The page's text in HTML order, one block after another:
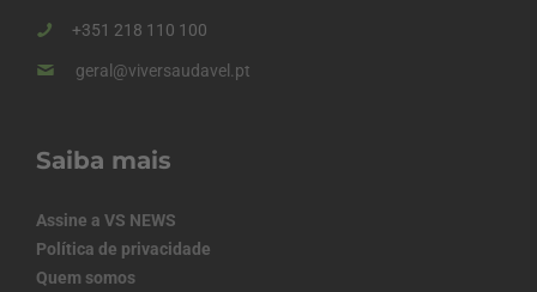
+351 218 110 100
geral@viversaudavel.pt
Saiba mais
Assine a VS NEWS
Política de privacidade
Quem somos